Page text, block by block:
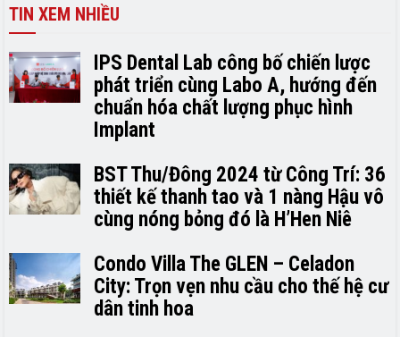
TIN XEM NHIỀU
IPS Dental Lab công bố chiến lược
phát triển cùng Labo A, hướng đến
chuẩn hóa chất lượng phục hình
Implant
BST Thu/Đông 2024 từ Công Trí: 36
thiết kế thanh tao và 1 nàng Hậu vô
cùng nóng bỏng đó là H’H­­­­en Niê
Condo Villa The GLEN – Celadon
City: Trọn vẹn nhu cầu cho thế hệ cư
dân tinh hoa